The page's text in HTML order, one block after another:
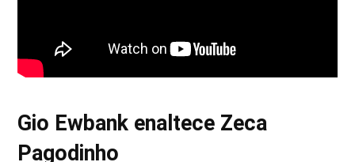
Gio Ewbank enaltece Zeca
Pagodinho